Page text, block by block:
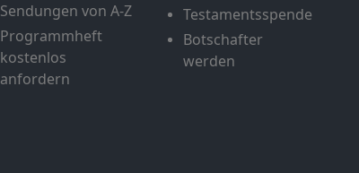
Sendungen von A-Z
Programmheft
kostenlos
anfordern
Testamentsspende
Botschafter
werden